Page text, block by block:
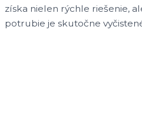
získa nielen rýchle riešenie,
potrubie je skutočne